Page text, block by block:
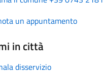
un appuntamento
in città
disservizio